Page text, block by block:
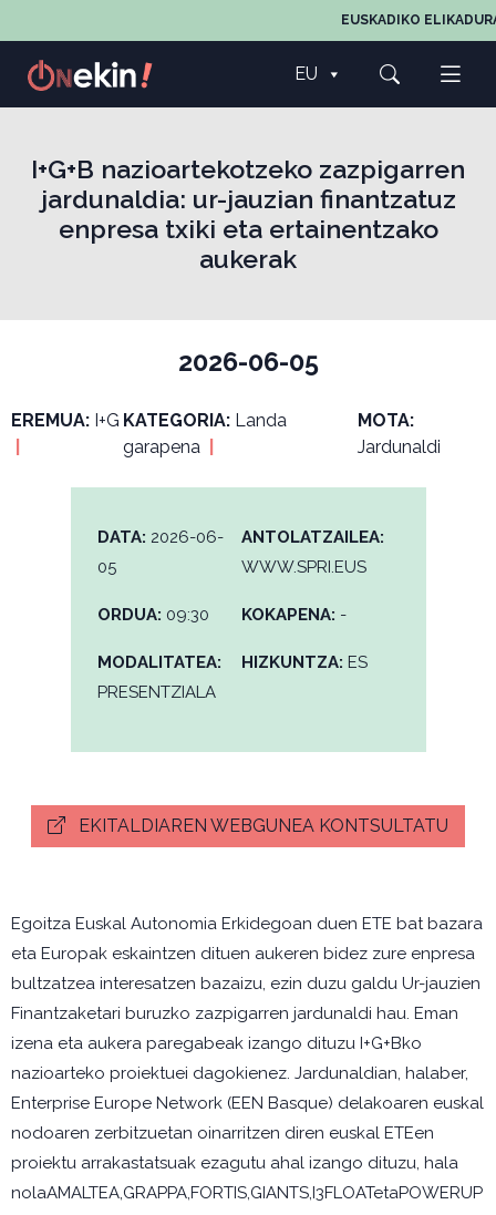
EUSKADIKO
EU
I+G+B nazioartekotzeko zazpigarren
jardunaldia: ur-jauzian finantzatuz
enpresa txiki eta ertainentzako
aukerak
2026-06-05
EREMUA: I+G KATEGORIA: Landa
garapena
MOTA:
Jardunaldi
DATA: 2026-06-
05
ORDUA: 09:30
MODALITATEA:
PRESENTZIALA
ANTOLATZAILEA:
WWW.SPRI.EUS
KOKAPENA: -
HIZKUNTZA: ES
EKITALDIAREN WEBGUNEA KONTSULTATU
Egoitza Euskal Autonomia Erkidegoan duen ETE bat bazara
eta Europak eskaintzen dituen aukeren bidez zure enpresa
bultzatzea interesatzen bazaizu, ezin duzu galdu Ur-jauzien
Finantzaketari buruzko zazpigarren jardunaldi hau. Eman
izena eta aukera paregabeak izango dituzu I+G+Bko
nazioarteko proiektuei dagokienez. Jardunaldian, halaber,
Enterprise Europe Network (EEN Basque) delakoaren euskal
nodoaren zerbitzuetan oinarritzen diren euskal ETEen
proiektu arrakastatsuak ezagutu ahal izango dituzu, hala
nolaAMALTEA,GRAPPA,FORTIS,GIANTS,I3FLOATetaPOWERUP